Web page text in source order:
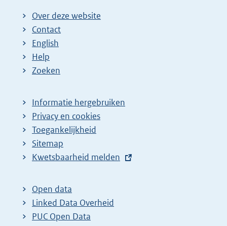
Over deze website
Contact
English
Help
Zoeken
Informatie hergebruiken
Privacy en cookies
Toegankelijkheid
Sitemap
E
t
e
r
Kwetsbaarheid melden
Open data
Linked Data Overheid
PUC Open Data